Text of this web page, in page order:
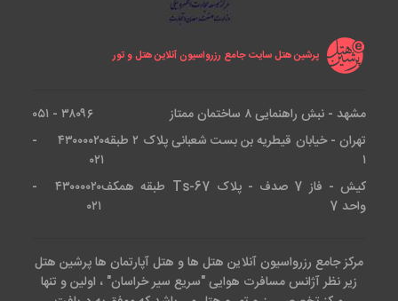
پرشین هتل سایت جامع رزرواسیون آنلاین هتل و تور
مشهد - نبش راهنمایی ۸ ساختمان ممتاز
۳۸۰۹۶ - ۰۵۱
تهران - خیابان قیطریه بن بست شعبانی پلاک ۲ طبقه
۱
۴۳۰۰۰۰۲۰ -
۰۲۱
کیش - فاز 7 صدف - پلاک Ts-67 طبقه همکف
واحد 7
۴۳۰۰۰۰۲۰ -
۰۲۱
مرکز جامع رزرواسیون آنلاین هتل ها و هتل آپارتمان ها پرشین هتل
زیر نظر آژانس مسافرت هوایی "سریع سیر خراسان" ، اولین و تنها